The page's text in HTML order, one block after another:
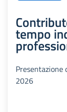
tempo
Presentazione
2026